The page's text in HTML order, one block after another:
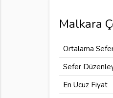
Malkara
Ortalama
Sefer
En Ucuz Fiyat